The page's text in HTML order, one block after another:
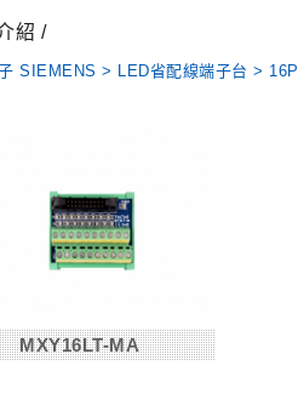
紹 /
SIEMENS > LED省配線端子台 > 16P
MXY16LT-MA